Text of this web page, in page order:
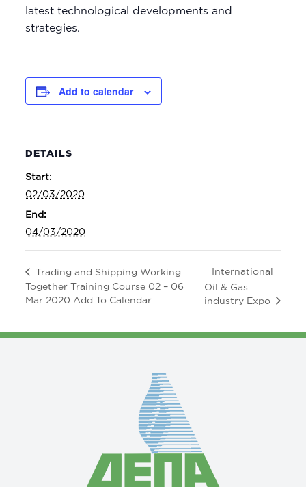
latest technological developments and
strategies.
Add to calendar
DETAILS
Start:
02/03/2020
End:
04/03/2020
Trading and Shipping Working
Together Training Course 02 – 06
Mar 2020 Add To Calendar
International
Oil & Gas
industry Expo